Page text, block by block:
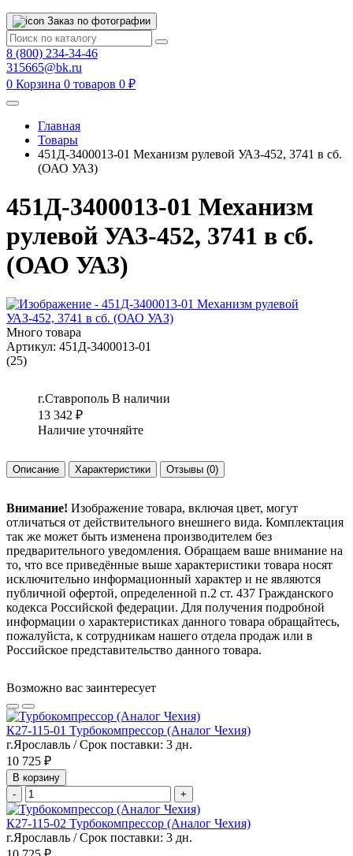
Заказ по фотографии
8 (800) 234-34-46
315665@bk.ru
0 Корзина 0 товаров 0 ₽
Главная
Товары
451Д-3400013-01 Механизм рулевой УАЗ-452, 3741 в сб.
(ОАО УАЗ)
451Д-3400013-01 Механизм
рулевой УАЗ-452, 3741 в сб.
(ОАО УАЗ)
Много товара
Артикул: 451Д-3400013-01
(25)
г.Ставрополь В наличии
13 342 ₽
Наличие уточняйте
Описание Характеристики Отзывы (0)
Внимание! Изображение товара, включая цвет, могут
отличаться от действительного внешнего вида. Комплектация
так же может быть изменена производителем без
предварительного уведомления. Обращаем ваше внимание на
то, что все приведённые выше характеристики товара носят
исключительно информационный характер и не являются
публичной офертой, определенной п.2 ст. 437 Гражданского
кодекса Российской федерации. Для получения подробной
информации о характеристиках данного товара обращайтесь,
пожалуйста, к сотрудникам нашего отдела продаж или в
Российское представительство данного товара.
Возможно вас заинтересует
К27-115-01 Турбокомпрессор (Аналог Чехия)
г.Ярославль / Срок поставки: 3 дн.
10 725 ₽
В корзину
-
+
К27-115-02 Турбокомпрессор (Аналог Чехия)
г.Ярославль / Срок поставки: 3 дн.